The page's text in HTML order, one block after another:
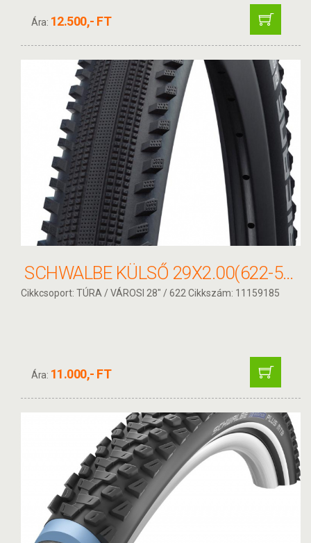
Ára: 12.500,- FT
SCHWALBE KÜLSŐ 29X2.00(622-50) HURRICANE PERF HS499 ADX 650G
Cikkcsoport: TÚRA / VÁROSI 28" / 622 Cikkszám: 11159185
Ára: 11.000,- FT